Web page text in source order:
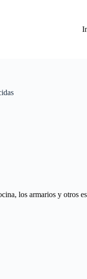
los armarios y otros